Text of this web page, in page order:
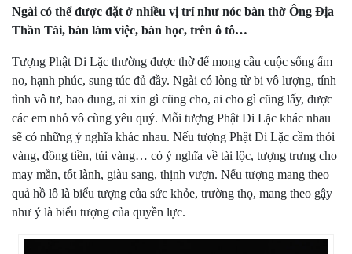
Ngài có thể được đặt ở nhiều vị trí như nóc bàn thờ Ông Địa
Thần Tài, bàn làm việc, bàn học, trên ô tô…
Tượng Phật Di Lặc thường được thờ để mong cầu cuộc sống ấm
no, hạnh phúc, sung túc đủ đầy. Ngài có lòng từ bi vô lượng, tính
tình vô tư, bao dung, ai xin gì cũng cho, ai cho gì cũng lấy, được
các em nhỏ vô cùng yêu quý. Mỗi tượng Phật Di Lặc khác nhau
sẽ có những ý nghĩa khác nhau. Nếu tượng Phật Di Lặc cầm thỏi
vàng, đồng tiền, túi vàng… có ý nghĩa về tài lộc, tượng trưng cho
may mắn, tốt lành, giàu sang, thịnh vượn. Nếu tượng mang theo
quả hồ lô là biểu tượng của sức khỏe, trường thọ, mang theo gậy
như ý là biểu tượng của quyền lực.